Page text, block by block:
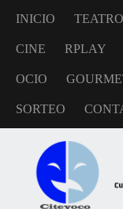
INICIO TEATRO
CINE RPLAY
OCIO
SORTEO